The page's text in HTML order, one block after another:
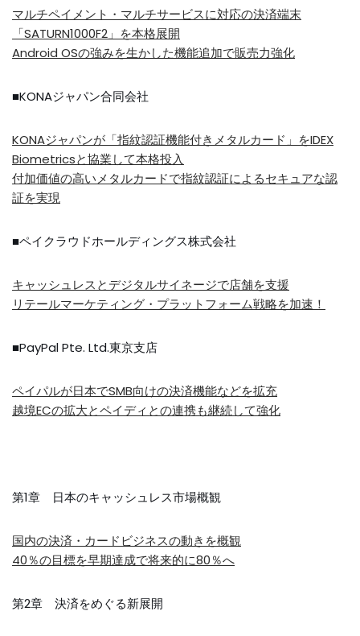
マルチペイメント・マルチサービスに対応の決済端末
「SATURN1000F2」を本格展開
Android OSの強みを生かした機能追加で販売力強化
■KONAジャパン合同会社
KONAジャパンが「指紋認証機能付きメタルカード」をIDEX
Biometricsと協業して本格投入
付加価値の高いメタルカードで指紋認証によるセキュアな認
証を実現
■ペイクラウドホールディングス株式会社
キャッシュレスとデジタルサイネージで店舗を支援
リテールマーケティング・プラットフォーム戦略を加速！
■PayPal Pte. Ltd.東京支店
ペイパルが日本でSMB向けの決済機能などを拡充
越境ECの拡大とペイディとの連携も継続して強化
第1章 日本のキャッシュレス市場概観
国内の決済・カードビジネスの動きを概観
40％の目標を早期達成で将来的に80％へ
第2章 決済をめぐる新展開